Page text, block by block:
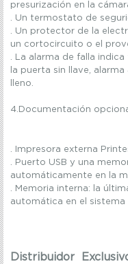
presurización en la
. Un termostato de
. Un protector de la
un cortocircuito o el
. La alarma de falla indica
la puerta sin llave, alarma
lleno.
4.Documentación
. Impresora externa
. Puerto USB y una
automáticamente en la
. Memoria interna: la
automática en el sistema
Distribuidor